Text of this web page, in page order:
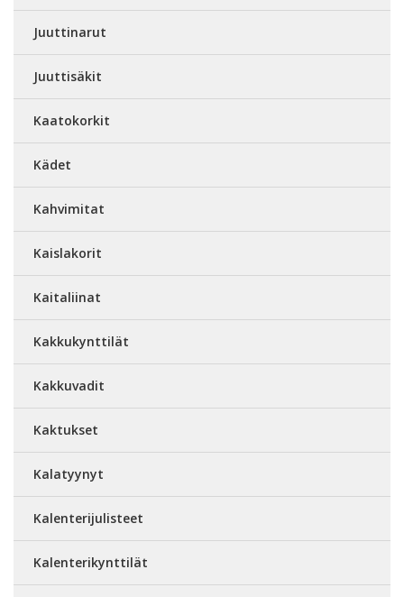
Juuttinarut
Juuttisäkit
Kaatokorkit
Kädet
Kahvimitat
Kaislakorit
Kaitaliinat
Kakkukynttilät
Kakkuvadit
Kaktukset
Kalatyynyt
Kalenterijulisteet
Kalenterikynttilät